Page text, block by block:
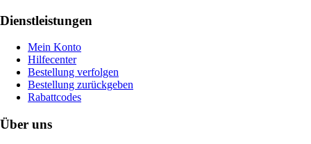
Dienstleistungen
Mein Konto
Hilfecenter
Bestellung verfolgen
Bestellung zurückgeben
Rabattcodes
Über uns